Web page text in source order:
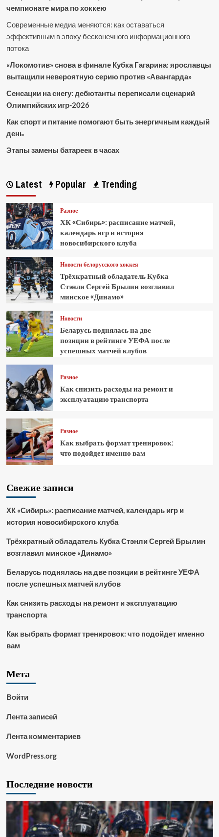
чемпионате мира по хоккею
Современные медиа меняются: как оставаться
эффективным в эпоху бесконечного информационного
потока
«Локомотив» снова в финале Кубка Гагарина: ярославцы
вытащили невероятную серию против «Авангарда»
Сенсации на снегу: дебютанты переписали сценарий
Олимпийских игр-2026
Как спорт и питание помогают быть энергичным каждый
день
Этапы замены батареек в часах
Latest Popular Trending
Разное
ХК «Сибирь»: расписание матчей,
календарь игр и история
новосибирского клуба
Новости белорусского хоккея
Трёхкратный обладатель Кубка
Стэнли Сергей Брылин возглавил
минское «Динамо»
Новости
Беларусь поднялась на две
позиции в рейтинге УЕФА после
успешных матчей клубов
Разное
Как снизить расходы на ремонт и
эксплуатацию транспорта
Разное
Как выбрать формат тренировок:
что подойдет именно вам
Свежие записи
ХК «Сибирь»: расписание матчей, календарь игр и
история новосибирского клуба
Трёхкратный обладатель Кубка Стэнли Сергей Брылин
возглавил минское «Динамо»
Беларусь поднялась на две позиции в рейтинге УЕФА
после успешных матчей клубов
Как снизить расходы на ремонт и эксплуатацию
транспорта
Как выбрать формат тренировок: что подойдет именно
вам
Мета
Войти
Лента записей
Лента комментариев
WordPress.org
Последние новости